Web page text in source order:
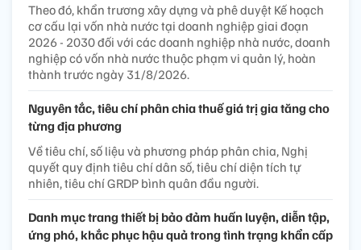
Theo đó, khẩn trương xây dựng và phê duyệt Kế hoạch
cơ cấu lại vốn nhà nước tại doanh nghiệp giai đoạn
2026 - 2030 đối với các doanh nghiệp nhà nước, doanh
nghiệp có vốn nhà nước thuộc phạm vi quản lý, hoàn
thành trước ngày 31/8/2026.
Nguyên tắc, tiêu chí phân chia thuế giá trị gia tăng cho
từng địa phương
Về tiêu chí, số liệu và phương pháp phân chia, Nghị
quyết quy định tiêu chí dân số, tiêu chí diện tích tự
nhiên, tiêu chí GRDP bình quân đầu người.
Danh mục trang thiết bị bảo đảm huấn luyện, diễn tập,
ứng phó, khắc phục hậu quả trong tình trạng khẩn cấp